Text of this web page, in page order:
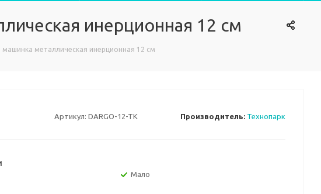
инерционная 12 см
машинка металлическая инерционная 12 см
Артикул: DARGO-12-TK Производитель: Технопарк
Мало